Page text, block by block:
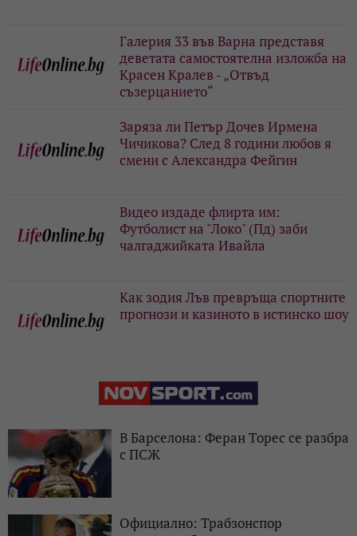
Галерия 33 във Варна представя
деветата самостоятелна изложба на
Красен Кралев - „Отвъд
съзерцанието“
Заряза ли Петър Дочев Ирмена
Чичикова? След 8 години любов я
смени с Александра Фейгин
Видео издаде флирта им:
Футболист на "Локо" (Пд) заби
чалгаджийката Ивайла
Как зодия Лъв превръща спортните
прогнози и казиното в истинско шоу
В Барселона: Феран Торес се разбра
с ПСЖ
Официално: Трабзонспор